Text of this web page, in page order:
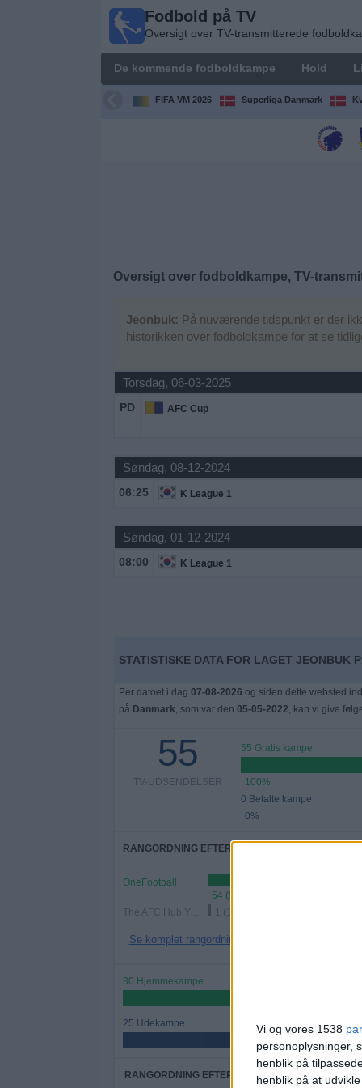
Vi og vores 1538
personoplysninger,
henblik på
henblik på at
Fodbold på TV
Oversigt over TV-transmitterede
De kommende fodboldkampe Hold
FIFA VM 2026 Superliga Danmark
Oversigt over fodboldkampe, TV-
Jeonbuk: På nuværende tidspunkt er der
historikken over fodboldkampe for at se
Torsdag, 06-03-2025
PD AFC Cup
Søndag, 08-12-2024
06:25 K League 1
Søndag, 01-12-2024
08:00 K League 1
STATISTISKE DATA FOR LAGET JEONBUK
Per datoet i dag 07-08-2026 og siden dette websted
på Danmark, som var den 05-05-2022, kan vi give
55
TV-UDSENDELSER
55 Gratis kampe
100%
0 Betalte kampe
0%
RANGORDNING EFTER KANALER
OneFootball
54 (98,18%)
1 (1,82%)
Se komplet rangordning
30 Hjemmekampe
25 Udekampe
RANGORDNING EFTER HOLD
Oversigt over
transmitterede